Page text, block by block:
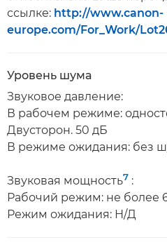
ссылке: http://www.canon-
europe.com/For_Work/
Уровень шума
Звуковое давление:
В рабочем режиме:
Двусторон. 50 дБ
В режиме ожидания: без
Звуковая мощность7 :
Рабочий режим: не более
Режим ожидания: Н/Д